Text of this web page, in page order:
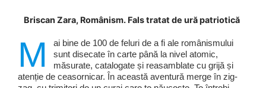
Briscan Zara, Românism. Fals tratat de ură patriotică
M
ai bine de 100 de feluri de a fi ale românismului
sunt disecate în carte până la nivel atomic,
măsurate, catalogate și reasamblate cu grijă și
atenție de ceasornicar. În această aventură merge în zig-